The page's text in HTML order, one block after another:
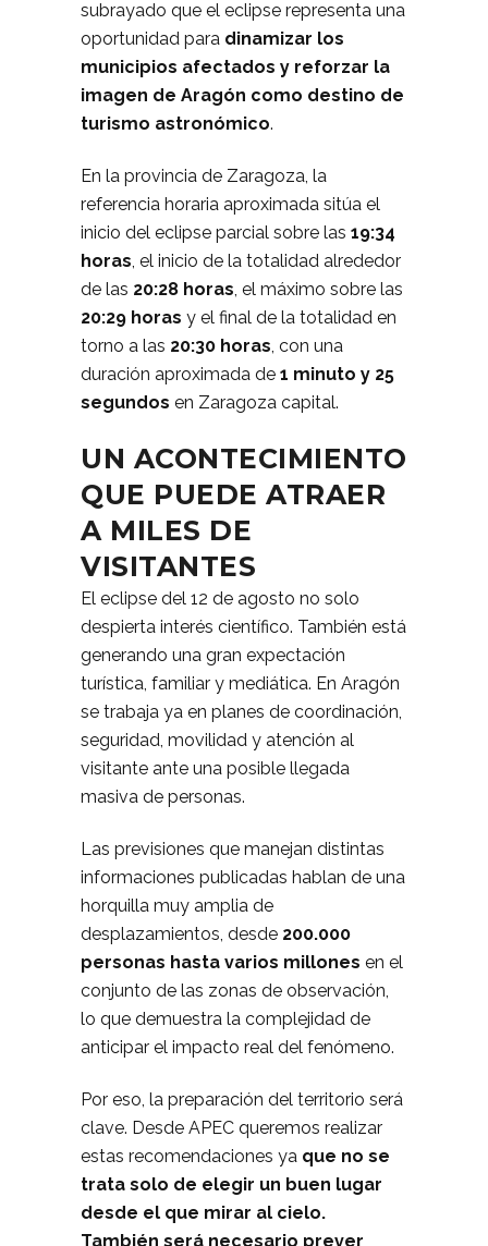
subrayado que el eclipse representa una
oportunidad para dinamizar los
municipios afectados y reforzar la
imagen de Aragón como destino de
turismo astronómico.
En la provincia de Zaragoza, la
referencia horaria aproximada sitúa el
inicio del eclipse parcial sobre las 19:34
horas, el inicio de la totalidad alrededor
de las 20:28 horas, el máximo sobre las
20:29 horas y el final de la totalidad en
torno a las 20:30 horas, con una
duración aproximada de 1 minuto y 25
segundos en Zaragoza capital.
UN ACONTECIMIENTO
QUE PUEDE ATRAER
A MILES DE
VISITANTES
El eclipse del 12 de agosto no solo
despierta interés científico. También está
generando una gran expectación
turística, familiar y mediática. En Aragón
se trabaja ya en planes de coordinación,
seguridad, movilidad y atención al
visitante ante una posible llegada
masiva de personas.
Las previsiones que manejan distintas
informaciones publicadas hablan de una
horquilla muy amplia de
desplazamientos, desde 200.000
personas hasta varios millones en el
conjunto de las zonas de observación,
lo que demuestra la complejidad de
anticipar el impacto real del fenómeno.
Por eso, la preparación del territorio será
clave. Desde APEC queremos realizar
estas recomendaciones ya que no se
trata solo de elegir un buen lugar
desde el que mirar al cielo.
También será necesario prever